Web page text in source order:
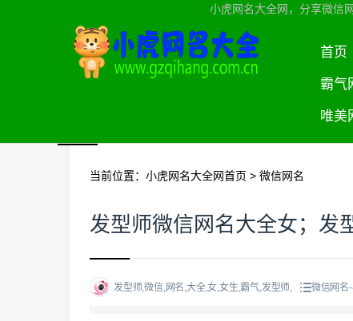
小虎网名大全网，分享微信
首页
霸气
唯美
当前位置： 小虎网名大全网首页 > 微信网名
发型师微信网名大全女；发
发型师,微信,网名,大全,女,女生,霸气,发型师, 微信网名